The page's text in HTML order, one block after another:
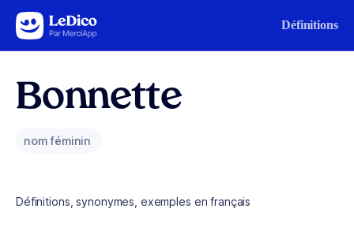
Aller au contenu Définitions
Bonnette
nom féminin
Définitions, synonymes, exemples en français